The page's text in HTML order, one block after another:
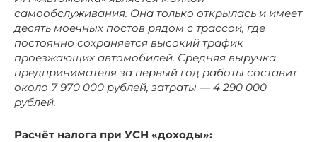
самообслуживания. Она только открылась и имеет
десять моечных постов рядом с трассой, где
постоянно сохраняется высокий трафик
проезжающих автомобилей. Средняя выручка
предпринимателя за первый год работы составит
около 7 970 000 рублей, затраты — 4 290 000
рублей.
Расчёт налога при УСН «доходы»: